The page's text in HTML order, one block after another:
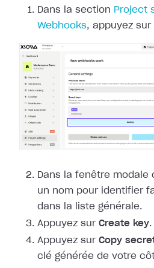
Dans la section Project
Webhooks, appuyez sur
Dans la fenêtre modale
un nom pour identifier
dans la liste générale.
Appuyez sur Create key.
Appuyez sur Copy
clé générée de votre